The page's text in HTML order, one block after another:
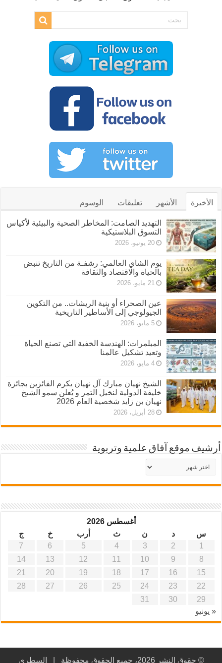
الأخيرة الأشهر تعليقات الوسوم
التهديد الصامت: المخاطر الصحية والبيئية لأكياس
التسوق البلاستيكية
20 يونيو، 2026
يوم الشاي العالمي: رشفـة من التاريخ تنبض
بالحياة والاقتصاد والثقافة
21 مايو، 2026
عين الصحراء أو بنية الريشات.. من التكوين
الجيولوجي إلى الأساطير التاريخية
5 مايو، 2026
المبلمرات: الهندسة الخفية التي تصنع الحياة
وتعيد تشكيل عالمنا
4 مايو، 2026
الشيخ نهيان مبارك آل نهيان يكرم الفائزين بجائزة
خليفة الدولية لنخيل التمر و يُعلن سمو الشيخ
نهيان بن زايد شخصية العام 2026
28 أبريل، 2026
أرشيف موقع آفاق علمية وتربوية
أرشيف
موقع
أغسطس 2026
س
د ن ث أرب خ
ج
1
2
3
4
5
6
7
8
9
10
11
12
13
14
15
16
17
18
19
20
21
22
23
24
25
26
27
28
29
30
31
« يونيو
© حقوق النشر 2026، جميع الحقوق محفوظة | السطري